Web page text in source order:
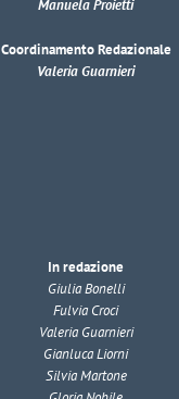
Manuela Proietti
Coordinamento Redazionale
Valeria Guarnieri
In redazione
Giulia Bonelli
Fulvia Croci
Valeria Guarnieri
Gianluca Liorni
Silvia Martone